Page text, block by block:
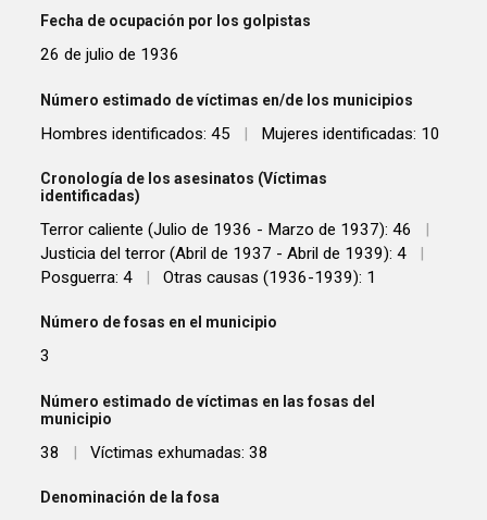
Fecha de ocupación por los golpistas
26 de julio de 1936
Número estimado de víctimas en/de los municipios
Hombres identificados: 45 | Mujeres identificadas: 10
Cronología de los asesinatos (Víctimas
identificadas)
Terror caliente (Julio de 1936 - Marzo de 1937): 46
|
Justicia del terror (Abril de 1937 - Abril de 1939): 4
|
Posguerra: 4
| Otras causas (1936-1939): 1
Número de fosas en el municipio
3
Número estimado de víctimas en las fosas del
municipio
38 | Víctimas exhumadas: 38
Denominación de la fosa